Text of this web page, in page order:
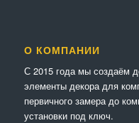
О КОМПАНИИ
С 2015 года мы создаём
элементы декора для
первичного замера до
установки под ключ.